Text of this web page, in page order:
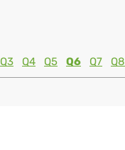
Q3 Q4 Q5 Q6 Q7 Q8